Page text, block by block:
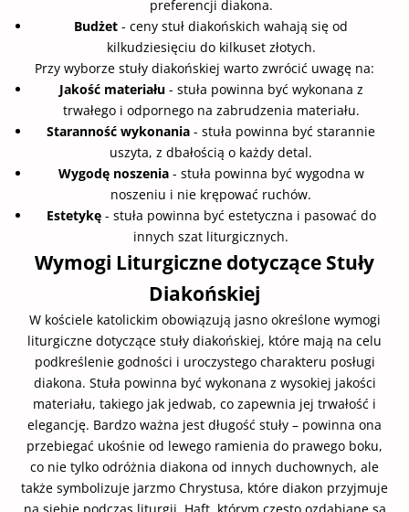
preferencji diakona.
Budżet - ceny stuł diakońskich wahają się od
kilkudziesięciu do kilkuset złotych.
Przy wyborze stuły diakońskiej warto zwrócić uwagę na:
Jakość materiału- stuła powinna być wykonana z
trwałego i odpornego na zabrudzenia materiału.
Staranność wykonania - stuła powinna być starannie
uszyta, z dbałością o każdy detal.
Wygodę noszenia- stuła powinna być wygodna w
noszeniu i nie krępować ruchów.
Estetykę- stuła powinna być estetyczna i pasować do
innych szat liturgicznych.
Wymogi Liturgiczne dotyczące Stuły
Diakońskiej
W kościele katolickim obowiązują jasno określone wymogi
liturgiczne dotyczące stuły diakońskiej, które mają na celu
podkreślenie godności i uroczystego charakteru posługi
diakona. Stuła powinna być wykonana z wysokiej jakości
materiału, takiego jak jedwab, co zapewnia jej trwałość i
elegancję. Bardzo ważna jest długość stuły – powinna ona
przebiegać ukośnie od lewego ramienia do prawego boku,
co nie tylko odróżnia diakona od innych duchownych, ale
także symbolizuje jarzmo Chrystusa, które diakon przyjmuje